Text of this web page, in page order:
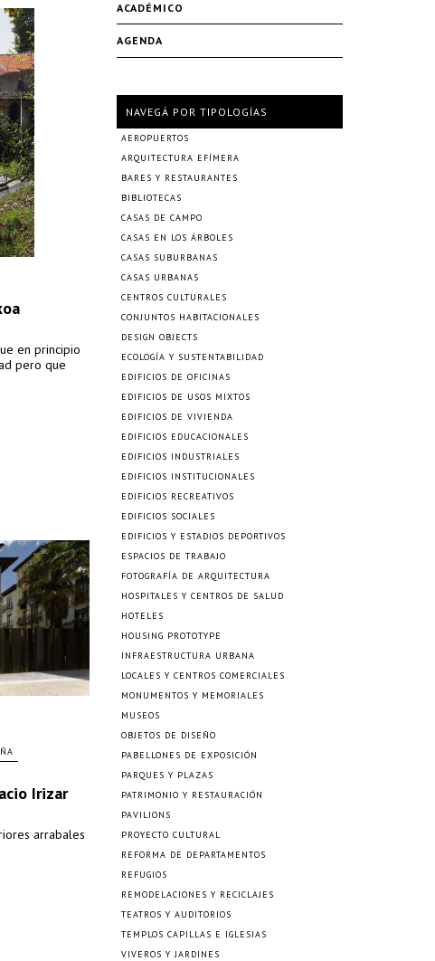
en principio
pero que
Irizar
arrabales
ACADÉMICO
AGENDA
NAVEGÁ POR TIPOLOGÍAS
AEROPUERTOS
ARQUITECTURA EFÍMERA
BARES Y RESTAURANTES
BIBLIOTECAS
CASAS DE CAMPO
CASAS EN LOS ÁRBOLES
CASAS SUBURBANAS
CASAS URBANAS
CENTROS CULTURALES
CONJUNTOS HABITACIONALES
DESIGN OBJECTS
ECOLOGÍA Y SUSTENTABILIDAD
EDIFICIOS DE OFICINAS
EDIFICIOS DE USOS MIXTOS
EDIFICIOS DE VIVIENDA
EDIFICIOS EDUCACIONALES
EDIFICIOS INDUSTRIALES
EDIFICIOS INSTITUCIONALES
EDIFICIOS RECREATIVOS
EDIFICIOS SOCIALES
EDIFICIOS Y ESTADIOS DEPORTIVOS
ESPACIOS DE TRABAJO
FOTOGRAFÍA DE ARQUITECTURA
HOSPITALES Y CENTROS DE SALUD
HOTELES
HOUSING PROTOTYPE
INFRAESTRUCTURA URBANA
LOCALES Y CENTROS COMERCIALES
MONUMENTOS Y MEMORIALES
MUSEOS
OBJETOS DE DISEÑO
PABELLONES DE EXPOSICIÓN
PARQUES Y PLAZAS
PATRIMONIO Y RESTAURACIÓN
PAVILIONS
PROYECTO CULTURAL
REFORMA DE DEPARTAMENTOS
REFUGIOS
REMODELACIONES Y RECICLAJES
TEATROS Y AUDITORIOS
TEMPLOS CAPILLAS E IGLESIAS
VIVEROS Y JARDINES